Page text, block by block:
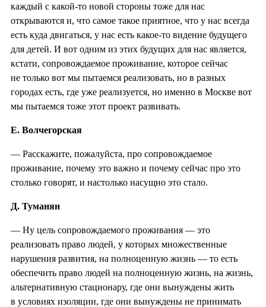
каждый с какой-то новой стороны тоже для нас
открываются и, что самое такое приятное, что у нас всегда
есть куда двигаться, у нас есть какое-то видение будущего
для детей. И вот одним из этих будущих для нас является,
кстати, сопровождаемое проживание, которое сейчас
не только вот мы пытаемся реализовать, но в разных
городах есть, где уже реализуется, но именно в Москве вот
мы пытаемся тоже этот проект развивать.
Е. Волчегорская
— Расскажите, пожалуйста, про сопровождаемое
проживание, почему это важно и почему сейчас про это
столько говорят, и настолько насущно это стало.
Д. Туманян
— Ну цель сопровождаемого проживания — это
реализовать право людей, у которых множественные
нарушения развития, на полноценную жизнь — то есть
обеспечить право людей на полноценную жизнь, на жизнь,
альтернативную стационару, где они вынуждены жить
в условиях изоляции, где они вынуждены не принимать